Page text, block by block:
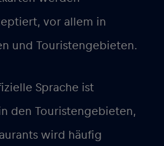
vor allem in
und Touristengebieten.
Sprache ist
den Touristengebieten,
wird häufig